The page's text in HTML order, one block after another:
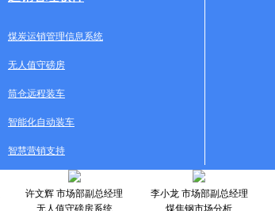
煤炭运销管理信息系统
无人值守磅房
筒仓远程装车
智能化自动装车
智慧营销支持
许文辉 市场部副总经理
无人值守磅房系统
李小龙 市场部副总经理
煤焦钢市场分析